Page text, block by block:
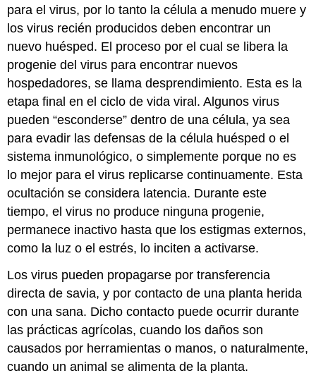
para el virus, por lo tanto la célula a menudo muere y
los virus recién producidos deben encontrar un
nuevo huésped. El proceso por el cual se libera la
progenie del virus para encontrar nuevos
hospedadores, se llama desprendimiento. Esta es la
etapa final en el ciclo de vida viral. Algunos virus
pueden “esconderse” dentro de una célula, ya sea
para evadir las defensas de la célula huésped o el
sistema inmunológico, o simplemente porque no es
lo mejor para el virus replicarse continuamente. Esta
ocultación se considera latencia. Durante este
tiempo, el virus no produce ninguna progenie,
permanece inactivo hasta que los estigmas externos,
como la luz o el estrés, lo inciten a activarse.
Los virus pueden propagarse por transferencia
directa de savia, y por contacto de una planta herida
con una sana. Dicho contacto puede ocurrir durante
las prácticas agrícolas, cuando los daños son
causados por herramientas o manos, o naturalmente,
cuando un animal se alimenta de la planta.